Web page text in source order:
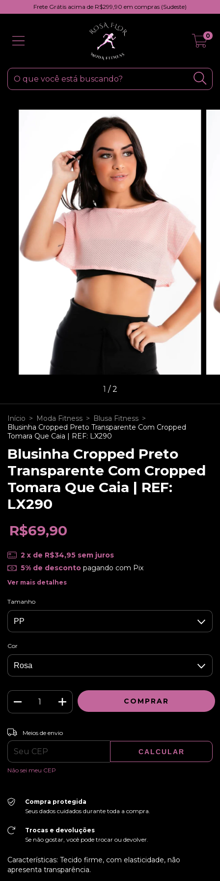
Frete Grátis acima de R$299,90 em compras (Sudeste)
0
1 /2
Início > Moda Fitness > Blusa Fitness >
Blusinha Cropped Preto Transparente Com Cropped
Tomara Que Caia | REF: LX290
Blusinha Cropped Preto
Transparente Com Cropped
Tomara Que Caia | REF:
LX290
R$69,90
2 x de R$34,95 sem juros
5% de descontopagando com Pix
Ver mais detalhes
Tamanho
Cor
Entregas para o CEP:
Meios de envio
CALCULAR
Não sei meu CEP
Compra protegida
Seus dados cuidados durante toda a compra.
Trocas e devoluções
Se não gostar, você pode trocar ou devolver.
Características: Tecido firme, com elasticidade, não
apresenta transparência.